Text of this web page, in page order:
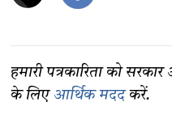
हमारी पत्रकारिता को
के लिए आर्थिक मददकरें.